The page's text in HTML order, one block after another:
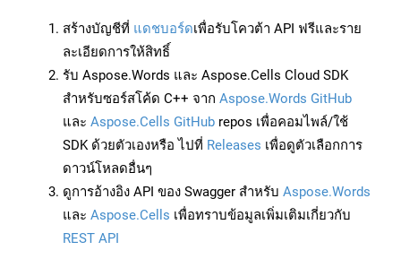
สร้างบัญชีที่ แดชบอร์ดเพื่อรับโควต้า API ฟรีและราย
ละเอียดการให้สิทธิ์
รับ Aspose.Words และ Aspose.Cells Cloud SDK
สำหรับซอร์สโค้ด C++ จาก Aspose.Words GitHub
และ Aspose.Cells GitHub repos เพื่อคอมไพล์/ใช้
SDK ด้วยตัวเองหรือ ไปที่ Releases เพื่อดูตัวเลือกการ
ดาวน์โหลดอื่นๆ
ดูการอ้างอิง API ของ Swagger สำหรับ Aspose.Words
และ Aspose.Cells เพื่อทราบข้อมูลเพิ่มเติมเกี่ยวกับ
REST API